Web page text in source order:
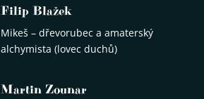
Filip Blažek
Mikeš – dřevorubec a amaterský
alchymista (lovec duchů)
Martin Zounar